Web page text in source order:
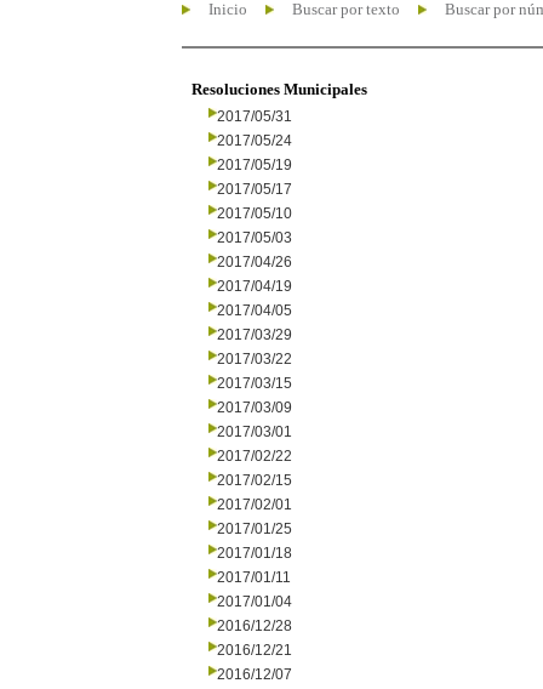
Inicio Buscar por texto Buscar por
Resoluciones Municipales
2017/05/31
2017/05/24
2017/05/19
2017/05/17
2017/05/10
2017/05/03
2017/04/26
2017/04/19
2017/04/05
2017/03/29
2017/03/22
2017/03/15
2017/03/09
2017/03/01
2017/02/22
2017/02/15
2017/02/01
2017/01/25
2017/01/18
2017/01/11
2017/01/04
2016/12/28
2016/12/21
2016/12/07